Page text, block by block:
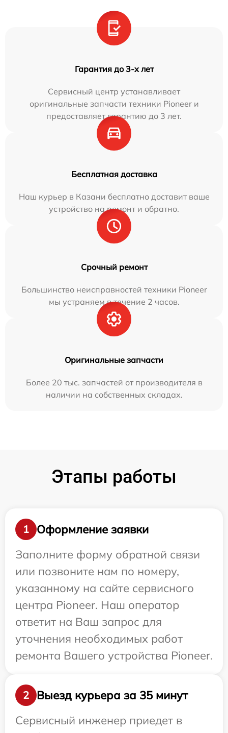
Гарантия до 3-х лет
Сервисный центр устанавливает
оригинальные запчасти техники Pioneer и
предоставляет гарантию до 3 лет.
Бесплатная доставка
Наш курьер в Казани бесплатно доставит ваше
устройство на ремонт и обратно.
Срочный ремонт
Большинство неисправностей техники Pioneer
мы устраняем в течение 2 часов.
Оригинальные запчасти
Более 20 тыс. запчастей от производителя в
наличии на собственных складах.
Этапы работы
1
Оформление заявки
Заполните форму обратной связи
или позвоните нам по номеру,
указанному на сайте сервисного
центра Pioneer. Наш оператор
ответит на Ваш запрос для
уточнения необходимых работ
ремонта Вашего устройства Pioneer.
2
Выезд курьера за 35 минут
Сервисный инженер приедет в